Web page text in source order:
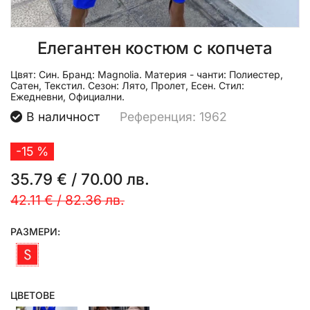
Елегантен костюм с копчета
Цвят: Син. Бранд: Magnolia. Материя - чанти: Полиестер,
Сатен, Текстил. Сезон: Лято, Пролет, Есен. Стил:
Ежедневни, Официални.
В наличност Референция: 1962
-15 %
35.79 € / 70.00 лв.
42.11 €/82.36 лв.
РАЗМЕРИ:
ЦВЕТОВЕ